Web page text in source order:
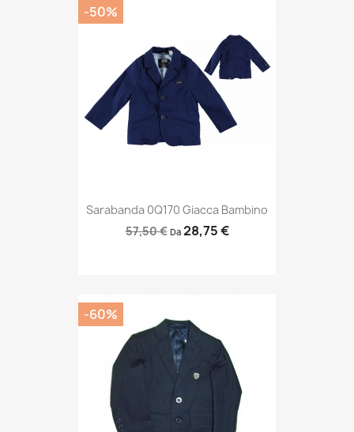
Sarabanda 0Q170 Giacca Bambino
57,50 € Da 28,75 €
-50%
-60%